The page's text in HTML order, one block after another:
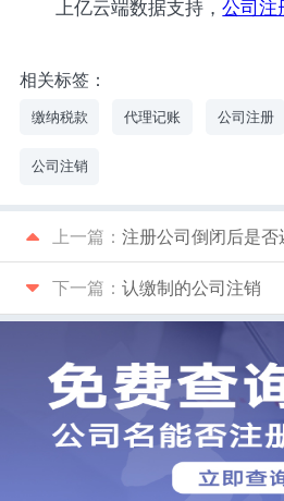
上亿云端数据支持，公司注
相关标签：
缴纳税款 代理记账 公司注册
公司注销
上一篇： 注册公司倒闭后是否
下一篇： 认缴制的公司注销